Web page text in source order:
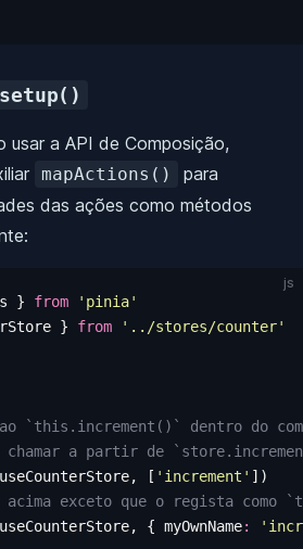
setup()
usar a API de Composição,
mapActions()
para
das ações como métodos
js
} from ' pinia'
} from ' ../stores/counter'
`this.increment()` dentro do
chamar a partir de
useCounterStore, [ ' increment ' ])
acima exceto que o regista como
useCounterStore, { myOwnName: '